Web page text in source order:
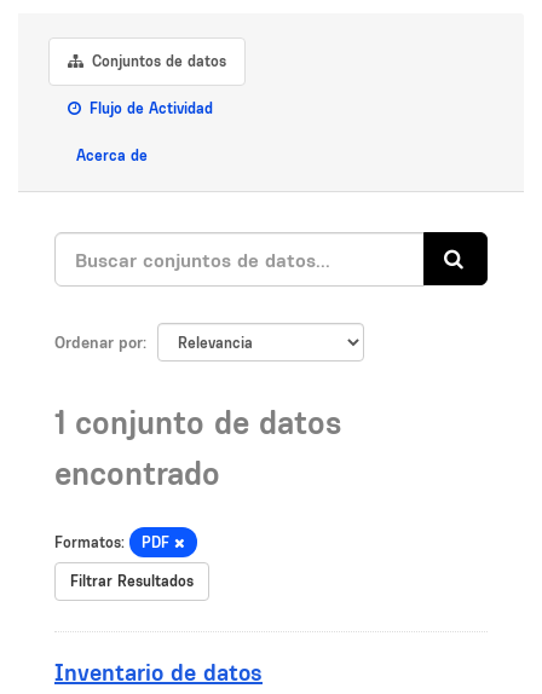
Conjuntos de datos
Flujo de Actividad
Acerca de
Ordenar por
1 conjunto de datos
encontrado
Formatos: PDF
Filtrar Resultados
Inventario de datos